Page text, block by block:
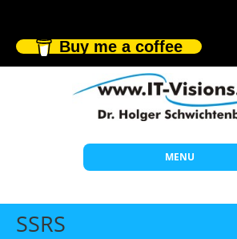
Buy me a coffee
MENU
Start
SSRS